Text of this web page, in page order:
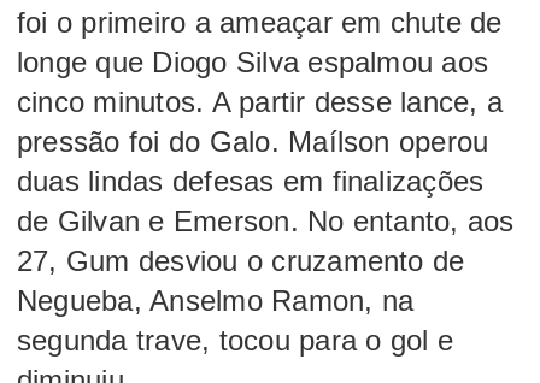
foi o primeiro a ameaçar em chute de
longe que Diogo Silva espalmou aos
cinco minutos. A partir desse lance, a
pressão foi do Galo. Maílson operou
duas lindas defesas em finalizações
de Gilvan e Emerson. No entanto, aos
27, Gum desviou o cruzamento de
Negueba, Anselmo Ramon, na
segunda trave, tocou para o gol e